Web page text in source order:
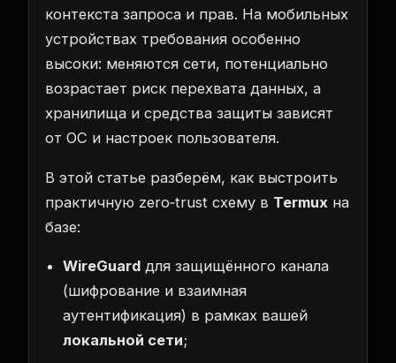
контекста запроса и прав. На мобильных
устройствах требования особенно
высоки: меняются сети, потенциально
возрастает риск перехвата данных, а
хранилища и средства защиты зависят
от ОС и настроек пользователя.
В этой статье разберём, как выстроить
практичную zero‑trust схему в Termux на
базе:
WireGuard для защищённого канала
(шифрование и взаимная
аутентификация) в рамках вашей
локальной сети;